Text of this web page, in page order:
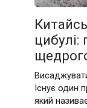
цибулі:
Існує один
який